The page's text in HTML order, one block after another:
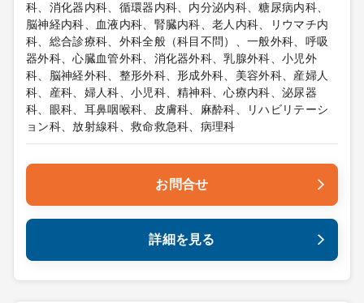
科、消化器内科、循環器内科、内分泌内科、糖尿病内科、
脳神経内科、血液内科、腎臓内科、老人内科、リウマチ内
科、総合診療科、外科全般（科目不問）、一般外科、呼吸
器外科、心臓血管外科、消化器外科、乳腺外科、小児外
科、脳神経外科、整形外科、形成外科、美容外科、産婦人
科、産科、婦人科、小児科、精神科、心療内科、泌尿器
科、眼科、耳鼻咽喉科、皮膚科、麻酔科、リハビリテーシ
ョン科、放射線科、救命救急科、病理科
お問合せ
詳細を見る